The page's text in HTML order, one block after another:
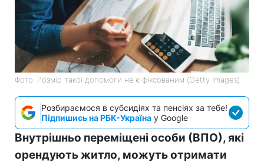
Фото: Розмір такої допомоги не є фіксованим (Getty Images)
Розбираємося в субсидіях та пенсіях за тебе!
Підпишись на РБК-Україна у Google
Внутрішньо переміщені особи (ВПО), які
орендують житло, можуть отримати